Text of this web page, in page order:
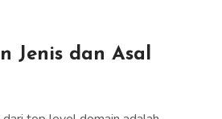
Jenis dan Asal